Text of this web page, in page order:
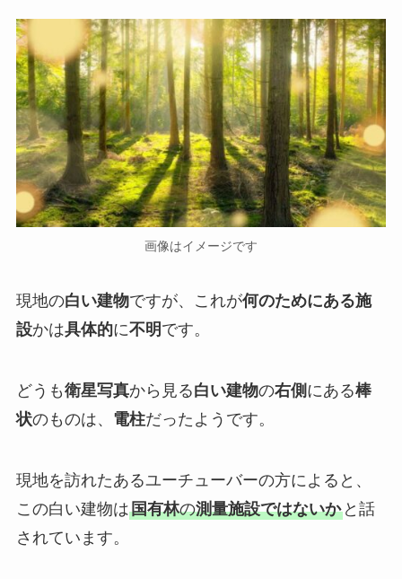
画像はイメージです
現地の白い建物ですが、これが何のためにある施
設かは具体的に不明 です。
どうも衛星写真から見る白い建物の右側 にある棒
状のものは、 電柱だったようです。
現地を訪れたあるユーチューバーの方によると、
この白い建物は国有林の測量施設ではないかと話
されています。